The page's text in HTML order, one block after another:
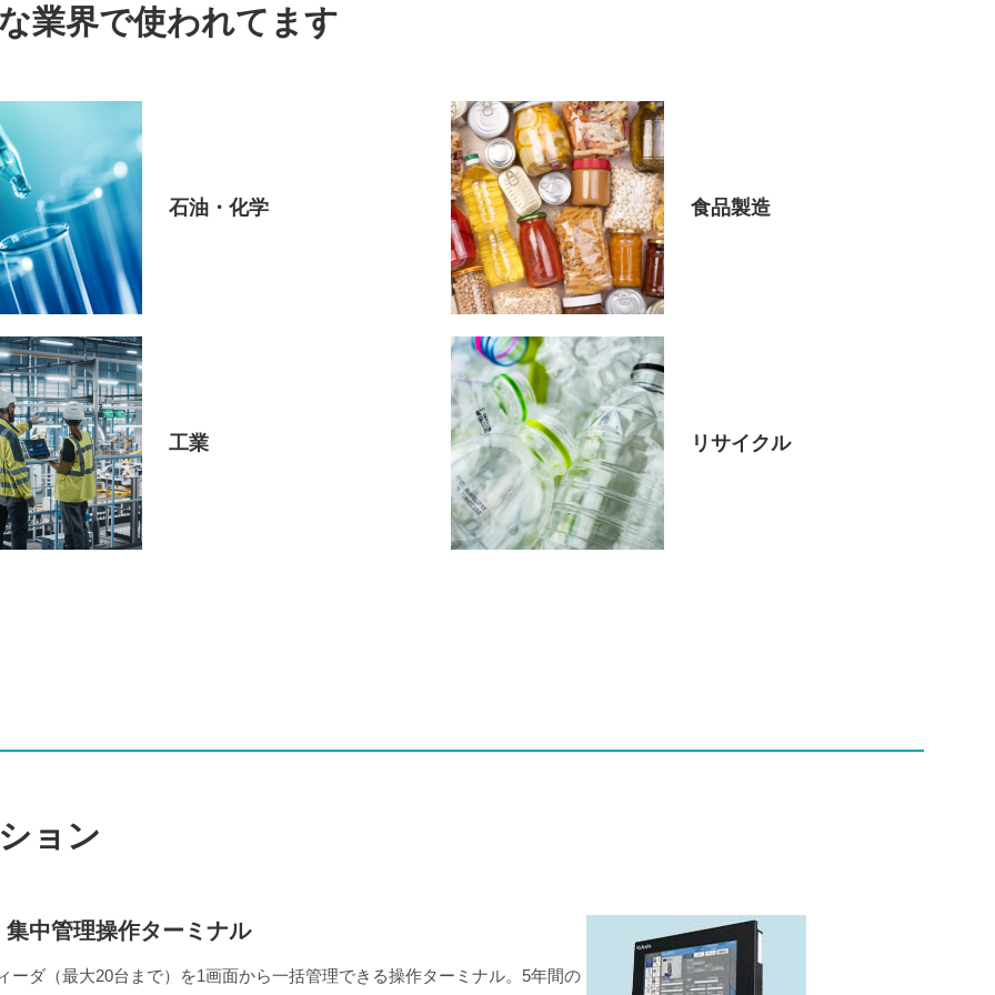
業界で使われてます
石油・化学 食品製造
工業 リサイクル
ョン
集中管理操作ターミナル
ーダ（最大20台まで）を1画面から一括管理できる操作ターミナル。5年間の